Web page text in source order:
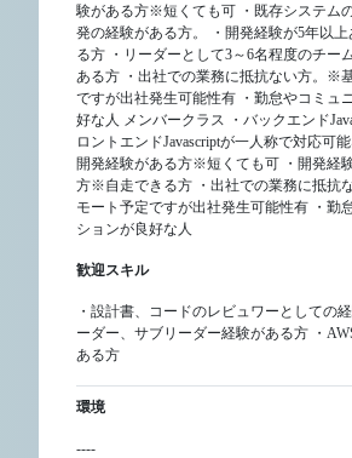
験がある方※短くても可 ・既存システム
発の経験がある方。 ・開発経験が5年以
る方 ・リーダーとして3～6名程度のチー
ある方 ・出社での業務に抵抗ない方。※
ですが出社発生可能性有 ・勤怠やコミュ
好な人 メンバークラス ・バックエンド
ロントエンドJavascriptが一人称で対応可
開発経験がある方※短くても可 ・開発経
方※自走できる方 ・出社での業務に抵抗
モート予定ですが出社発生可能性有 ・勤
ションが良好な人
歓迎スキル
・設計書、コードのレビュワーとしての
ーダー、サブリーダー経験がある方 ・
ある方
環境
----